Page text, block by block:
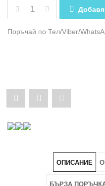
КОЛИЧЕСТВО ЗА
Поръчай по Тел/Viber/
Share
Картодържач-
Pin
Картодържач-
Калъф
Share
Калъф
ОПИСАНИЕ
БЪРЗА